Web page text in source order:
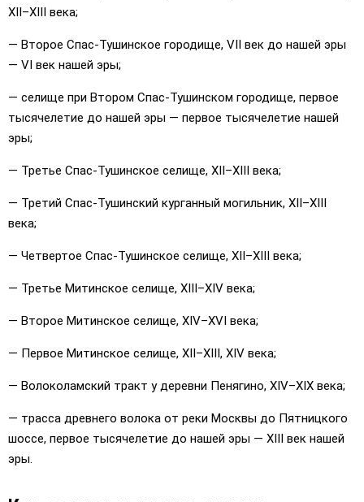
XII–XIII века;
— Второе Спас-Тушинское городище, VII век до нашей эры
— VI век нашей эры;
— селище при Втором Спас-Тушинском городище, первое
тысячелетие до нашей эры — первое тысячелетие нашей
эры;
— Третье Спас-Тушинское селище, XII–XIII века;
— Третий Спас-Тушинский курганный могильник, XII–XIII
века;
— Четвертое Спас-Тушинское селище, XII–XIII века;
— Третье Митинское селище, XIII–XIV века;
— Второе Митинское селище, XIV–XVI века;
— Первое Митинское селище, XII–XIII, XIV века;
— Волоколамский тракт у деревни Пенягино, XIV–XIX века;
— трасса древнего волока от реки Москвы до Пятницкого
шоссе, первое тысячелетие до нашей эры — XIII век нашей
эры.